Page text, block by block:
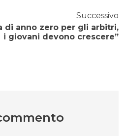
Successivo
di anno zero per gli arbitri,
i giovani devono crescere”